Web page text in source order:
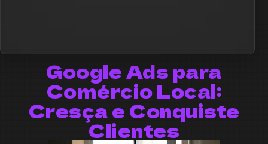
Google Ads para
Comércio Local:
Cresça e Conquiste
Clientes